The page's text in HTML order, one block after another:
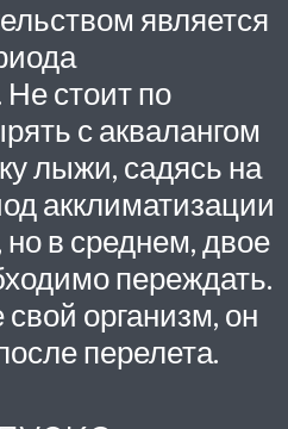
является
стоит по
с аквалангом
лыжи, садясь на
акклиматизации
в среднем, двое
переждать.
организм, он
перелета.